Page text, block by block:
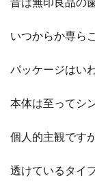
昔は無印良品の
いつからか専ら
パッケージはい
本体は至ってシ
個人的主観です
透けているタイ